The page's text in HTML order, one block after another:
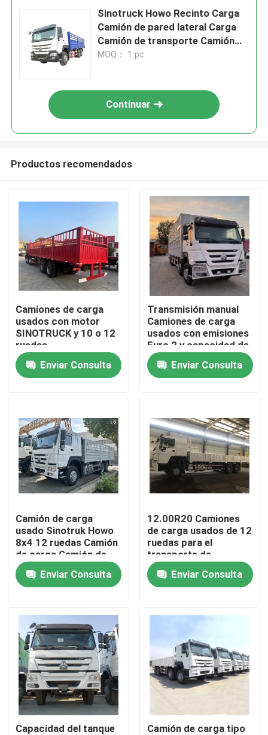
Productos
Vídeos
Viaje de la fábrica
Control de calidad
Contacto los E.E.U.U.
Pida una cita
Camiones Volquetes Usados
Tipper Trucks usada
Sinotruck Howo Recinto Carga
Camión de pared lateral Carga
Camión de transporte Camión
6X4 De servicio pesado 380hp
MOQ： 1 pc
Continuar
Productos recomendados
Camiones de carga
usados con motor
SINOTRUCK y 10 o 12
ruedas
Enviar Consulta
Transmisión manual
Camiones de carga
usados con emisiones
Euro 2 y capacidad de
10 a 50 toneladas
Enviar Consulta
Camión de carga
usado Sinotruk Howo
8x4 12 ruedas Camión
de carga Camión de
carga Camión de
cargaEnviar Consulta
12.00R20 Camiones
de carga usados de 12
ruedas para el
transporte de
mercancías
Enviar Consulta
Capacidad del tanque
Camión de carga tipo